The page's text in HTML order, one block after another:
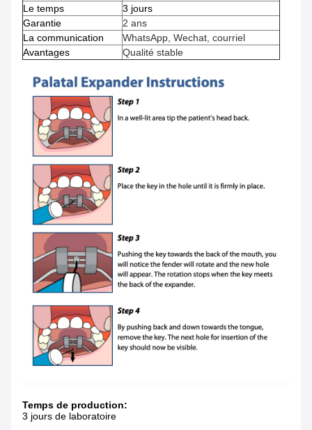
Le temps
3 jours
Garantie
2 ans
La communication
WhatsApp, Wechat, courriel
Avantages
Qualité stable
Temps de production:
3 jours de laboratoire